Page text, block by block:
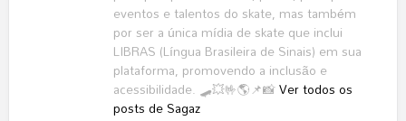
eventos e talentos do skate, mas também
por ser a única mídia de skate que inclui
LIBRAS (Língua Brasileira de Sinais) em sua
plataforma, promovendo a inclusão e
acessibilidade. 🛹💥🤟🌎📌📸Ver todos os
posts de Sagaz